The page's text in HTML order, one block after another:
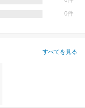
0件
すべてを見る